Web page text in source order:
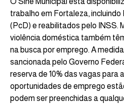
trabalho em Fortaleza,
(PcD) e reabilitados pelo INSS.
violência doméstica também
na busca por emprego. A
sancionada pelo Governo
reserva de 10% das vagas para
oportunidades de emprego
podem ser preenchidas a